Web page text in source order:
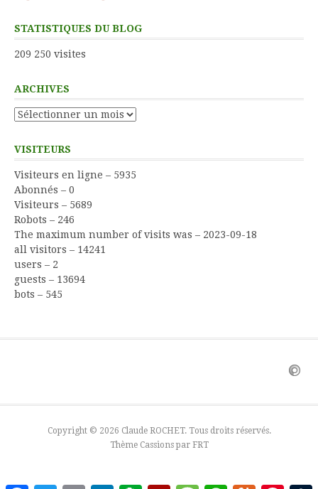
STATISTIQUES DU BLOG
209 250 visites
ARCHIVES
Archives
VISITEURS
Visiteurs en ligne – 5935
Abonnés – 0
Visiteurs – 5689
Robots – 246
The maximum number of visits was – 2023-09-18
all visitors – 14241
users – 2
guests – 13694
bots – 545
Copyright © 2026 Claude ROCHET. Tous droits réservés.
Thème Cassions par FRT